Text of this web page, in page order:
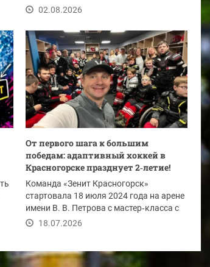
баталий при...
02.08.2026
От первого шага к большим
победам: адаптивный хоккей в
Красногорске празднует 2‑летие!
Команда «Зенит Красногорск»
стартовала 18 июля 2024 года на арене
имени В. В. Петрова с мастер‑класса с
участием...
18.07.2026